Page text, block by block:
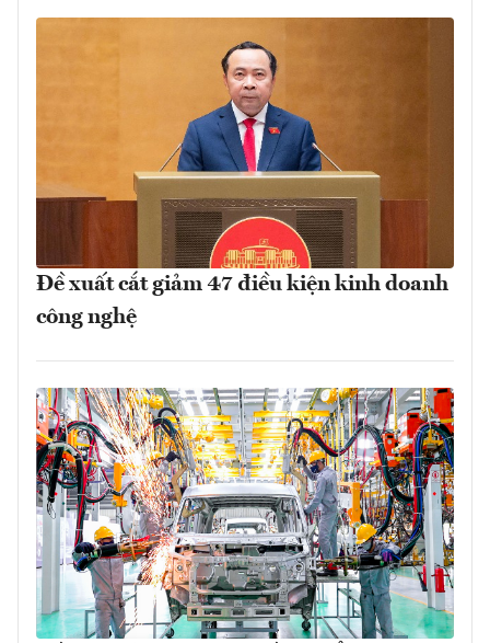
Đề xuất cắt giảm 47 điều kiện kinh doanh
công nghệ